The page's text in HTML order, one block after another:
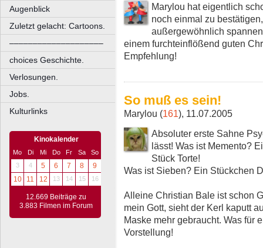
Augenblick
Zuletzt gelacht: Cartoons.
––––––––––––––––––––
choices Geschichte.
Verlosungen.
Jobs.
Kulturlinks
Kinokalender
Mo Di Mi Do Fr Sa
So
3
4 5 6 7 8
9
10
11 12 13 14 15 16
12.669 Beiträge zu
3.883 Filmen im Forum
Marylou hat eigentlich
noch einmal zu
außergewöhnlich
einem furchteinflößend guten
Empfehlung!
So muß es sein!
Marylou (161), 11.07.2005
Absoluter erste Sahne
lässt! Was ist Memento?
Stück Torte!
Was ist Sieben? Ein Stückchen
Alleine Christian Bale ist schon
mein Gott, sieht der Kerl kaputt
Maske mehr gebraucht. Was für
Vorstellung!